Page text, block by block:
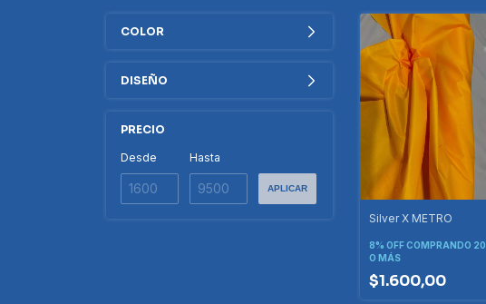
COLOR
DISEÑO
PRECIO
Desde Hasta
APLICAR
Silver X METRO
8% OFFCOMPRANDO 20
O MÁS
$1.600,00